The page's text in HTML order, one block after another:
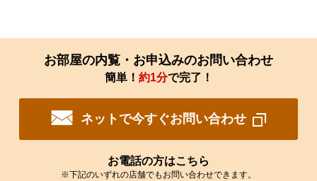
お部屋の内覧・お申込みのお問い合わせ
簡単！ 約1分で完了！
ネットで今すぐお問い合わせ
お電話の方はこちら
※下記のいずれの店舗でもお問い合わせできます。